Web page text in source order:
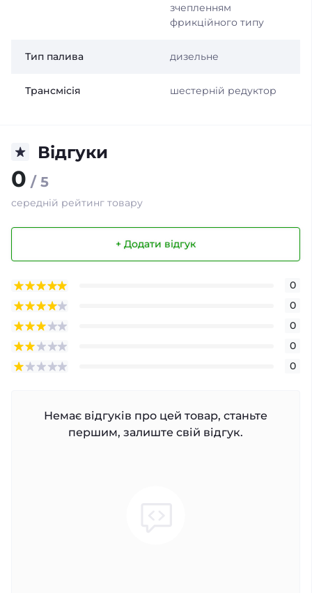
зчепленням
фрикційного типу
Тип палива дизельне
Трансмісія шестерній редуктор
Відгуки
0 / 5
середній рейтинг товару
+ Додати відгук
0
0
0
0
0
Немає відгуків про цей товар, станьте
першим, залиште свій відгук.